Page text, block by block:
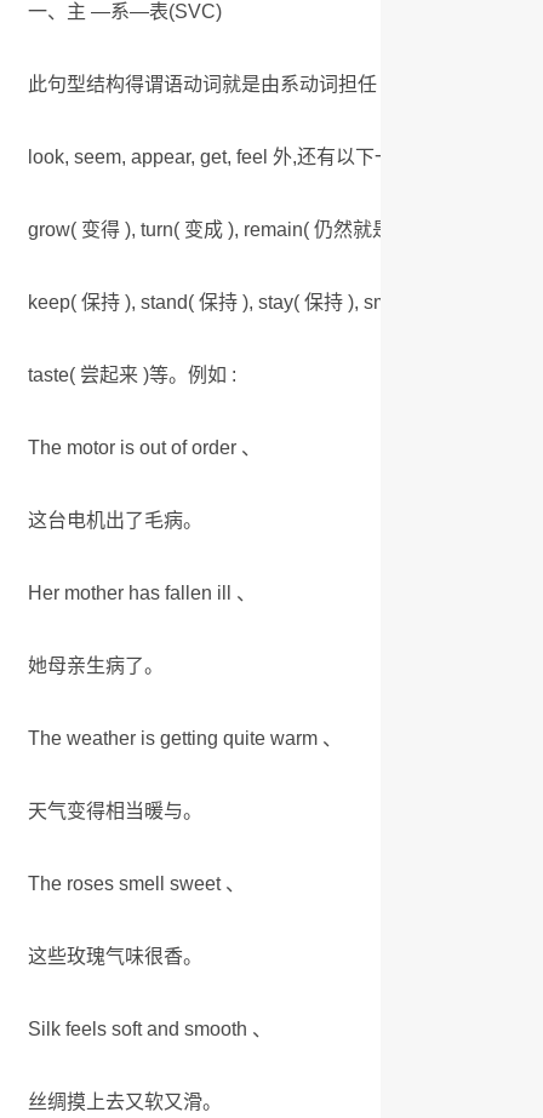
一、主 —系—表(SVC)
此句型结构得谓语动词就是由系动词担任 ,后接表语 ,也可称
look, seem, appear, get, feel 外,还有以下一些 :
grow( 变得 ), turn( 变成 ), remain( 仍然就是 ),fall( 变得 ),
keep( 保持 ), stand( 保持 ), stay( 保持 ), smell( 闻起来
taste( 尝起来 )等。例如 :
The motor is out of order 、
这台电机出了毛病。
Her mother has fallen ill 、
她母亲生病了。
The weather is getting quite warm 、
天气变得相当暖与。
The roses smell sweet 、
这些玫瑰气味很香。
Silk feels soft and smooth 、
丝绸摸上去又软又滑。